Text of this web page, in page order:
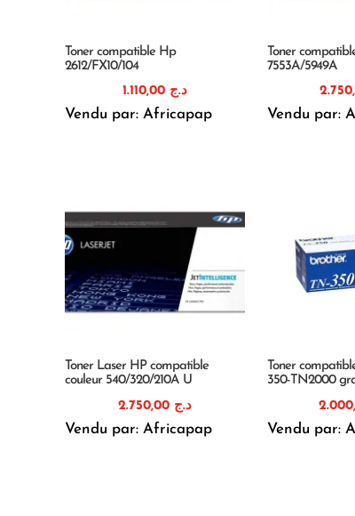
Toner compatible Hp
2612/FX10/104
د.ج 1.110,00
Vendu par: Africapap
Toner
7553A/5949A
Vendu par:
Toner Laser HP compatible
couleur 540/320/210A U
د.ج 2.750,00
Vendu par: Africapap
Toner
350-TN2000
Vendu par: